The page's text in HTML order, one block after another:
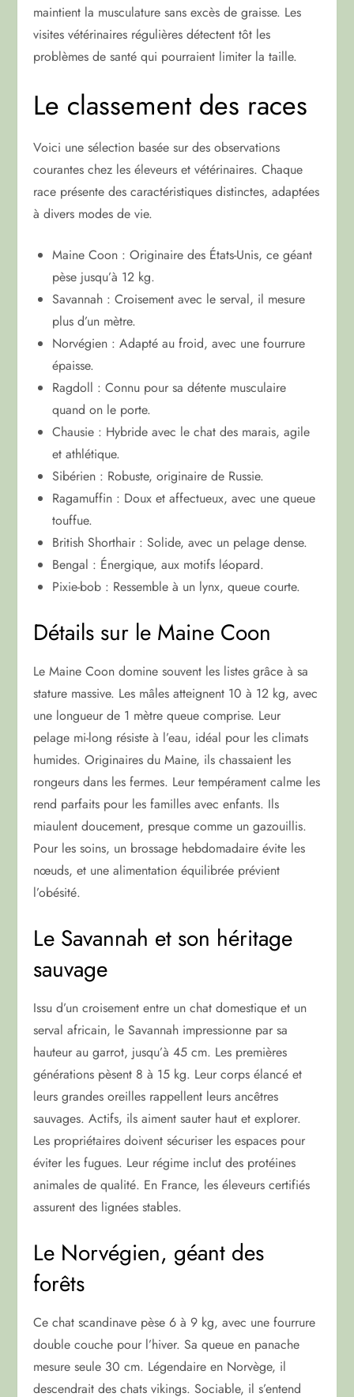
maintient la musculature sans excès de graisse. Les
visites vétérinaires régulières détectent tôt les
problèmes de santé qui pourraient limiter la taille.
Le classement des races
Voici une sélection basée sur des observations
courantes chez les éleveurs et vétérinaires. Chaque
race présente des caractéristiques distinctes, adaptées
à divers modes de vie.
Maine Coon : Originaire des États-Unis, ce géant
pèse jusqu’à 12 kg.
Savannah : Croisement avec le serval, il mesure
plus d’un mètre.
Norvégien : Adapté au froid, avec une fourrure
épaisse.
Ragdoll : Connu pour sa détente musculaire
quand on le porte.
Chausie : Hybride avec le chat des marais, agile
et athlétique.
Sibérien : Robuste, originaire de Russie.
Ragamuffin : Doux et affectueux, avec une queue
touffue.
British Shorthair : Solide, avec un pelage dense.
Bengal : Énergique, aux motifs léopard.
Pixie-bob : Ressemble à un lynx, queue courte.
Détails sur le Maine Coon
Le Maine Coon domine souvent les listes grâce à sa
stature massive. Les mâles atteignent 10 à 12 kg, avec
une longueur de 1 mètre queue comprise. Leur
pelage mi-long résiste à l’eau, idéal pour les climats
humides. Originaires du Maine, ils chassaient les
rongeurs dans les fermes. Leur tempérament calme les
rend parfaits pour les familles avec enfants. Ils
miaulent doucement, presque comme un gazouillis.
Pour les soins, un brossage hebdomadaire évite les
nœuds, et une alimentation équilibrée prévient
l’obésité.
Le Savannah et son héritage
sauvage
Issu d’un croisement entre un chat domestique et un
serval africain, le Savannah impressionne par sa
hauteur au garrot, jusqu’à 45 cm. Les premières
générations pèsent 8 à 15 kg. Leur corps élancé et
leurs grandes oreilles rappellent leurs ancêtres
sauvages. Actifs, ils aiment sauter haut et explorer.
Les propriétaires doivent sécuriser les espaces pour
éviter les fugues. Leur régime inclut des protéines
animales de qualité. En France, les éleveurs certifiés
assurent des lignées stables.
Le Norvégien, géant des
forêts
Ce chat scandinave pèse 6 à 9 kg, avec une fourrure
double couche pour l’hiver. Sa queue en panache
mesure seule 30 cm. Légendaire en Norvège, il
descendrait des chats vikings. Sociable, il s’entend